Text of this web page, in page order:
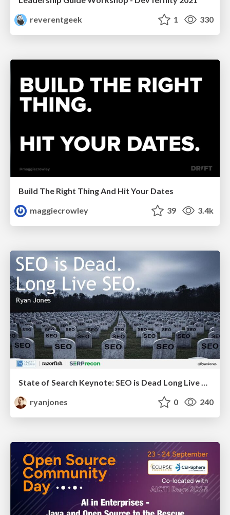
reverentgeek
1 330
Build The Right Thing And Hit Your Dates
maggiecrowley
39 3.4k
State of Search Keynote: SEO is Dead Long Live SEO
ryanjones
0 240